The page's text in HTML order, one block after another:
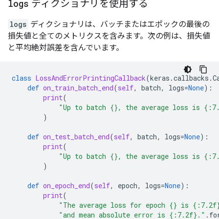
...Evaluating: end of batch 2; got log keys: ['loss',
...Evaluating: end of batch 3; got log keys: ['loss',
Stop testing; got log keys: ['loss',
End epoch 0 of training; got log keys: ['loss',
...Evaluating: start of batch 0; got log keys: []
...Evaluating: end of batch 0; got log keys:
...Evaluating: start of batch 1; got log keys: []
...Evaluating: end of batch 1; got log keys:
...Evaluating: start of batch 2; got log keys: []
...Evaluating: start of batch 3; got log keys: []
...Evaluating: end of batch 3; got log keys:
...Evaluating: start of batch 4; got log keys: []
...Evaluating: end of batch 4; got log keys:
...Evaluating: end of batch 5; got log keys:
...Evaluating: start of batch 6; got log keys: []
...Evaluating: end of batch 6; got log keys:
...Evaluating: start of batch 7; got log keys: []
logs ディクショナリを使用する
logs ディクショナリは、バッチまたはエポックの最後の
損失値と全てのメトリクスを含みます。次の例は、損失値
と平均絶対誤差を含んでいます。
class LossAndErrorPrintingCallback(keras .callbacks .
def on_train_batch_end(self, batch, logs=None):
print(
"Up to batch {}, the average loss is
)
def on_test_batch_end(self, batch, logs=None):
print(
"Up to batch {}, the average loss is
)
def on_epoch_end(self, epoch, logs=None):
print(
"The average loss for epoch {} is
"and mean absolute error is {:7.2f} ." .